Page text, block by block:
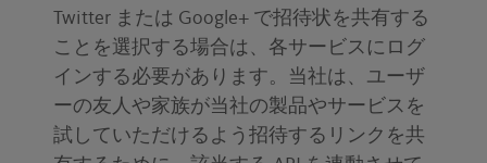
Twitter または Google+ で招待状を共有する
ことを選択する場合は、各サービスにログ
インする必要があります。当社は、ユーザ
ーの友人や家族が当社の製品やサービスを
試していただけるよう招待するリンクを共